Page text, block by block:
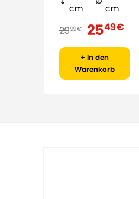
cm
cm
2999 € 2549 €
+ In den
Warenkorb